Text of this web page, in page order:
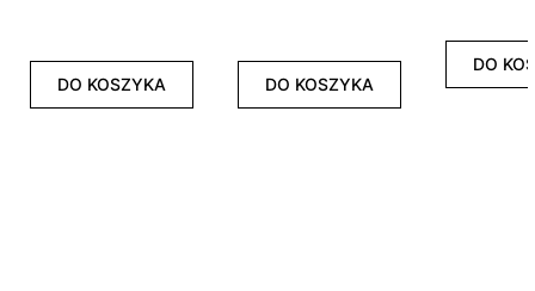
DO KOSZYKA DO KOSZYKA
DO